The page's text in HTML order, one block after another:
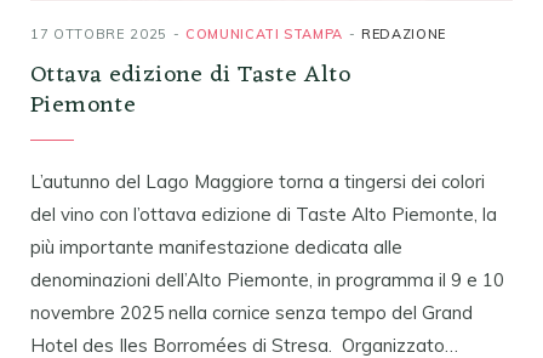
17 OTTOBRE 2025 COMUNICATI STAMPA REDAZIONE
Ottava edizione di Taste Alto
Piemonte
L’autunno del Lago Maggiore torna a tingersi dei colori
del vino con l’ottava edizione di Taste Alto Piemonte, la
più importante manifestazione dedicata alle
denominazioni dell’Alto Piemonte, in programma il 9 e 10
novembre 2025 nella cornice senza tempo del Grand
Hotel des Iles Borromées di Stresa. Organizzato…